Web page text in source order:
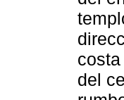
del